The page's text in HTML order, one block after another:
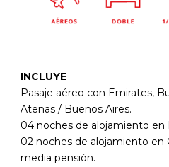
INCLUYE
Pasaje aéreo con Emirates,
Atenas / Buenos Aires.
04 noches de alojamiento en
02 noches de alojamiento en
media pensión.